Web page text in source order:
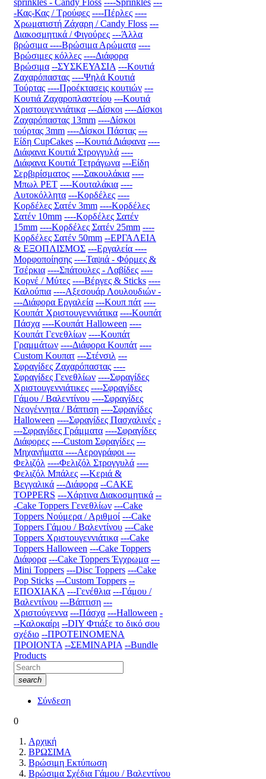
sprinkles - Candy Floss ----Sprinkles ---
-Κας-Κας / Τρούφες ----Πέρλες ----
Χρωματιστή Ζάχαρη / Candy Floss ---
Διακοσμητικά / Φιγούρες ---Άλλα
βρώσιμα ----Βρώσιμα Αρώματα ----
Βρώσιμες κόλλες ----Διάφορα
Βρώσιμα --ΣΥΣΚΕΥΑΣΙΑ ---Κουτιά
Ζαχαρόπαστας ----Ψηλά Κουτιά
Τούρτας ----Προέκτασεις κουτιών ---
Κουτιά Ζαχαροπλαστείου ---Κουτιά
Χριστουγεννιάτικα ---Δίσκοι ----Δίσκοι
Ζαχαρόπαστας 13mm ----Δίσκοι
τούρτας 3mm ----Δίσκοι Πάστας ---
Είδη CupCakes ---Κουτιά Διάφανα ----
Διάφανα Κουτιά Στρογγυλά ----
Διάφανα Κουτιά Τετράγωνα ---Είδη
Σερβιρίσματος ----Σακουλάκια ----
Μπωλ PET ----Κουταλάκια ----
Αυτοκόλλητα ---Κορδέλες ----
Κορδέλες Σατέν 3mm ----Κορδέλες
Σατέν 10mm ----Κορδέλες Σατέν
15mm ----Κορδέλες Σατέν 25mm ----
Κορδέλες Σατέν 50mm --ΕΡΓΑΛΕΙΑ
& ΕΞΟΠΛΙΣΜΟΣ ---Εργαλεία ----
Μορφοποίησης ----Ταψιά - Φόρμες &
Τσέρκια ----Σπάτουλες - Λαβίδες ----
Κορνέ / Μύτες ----Βέργες & Sticks ----
Καλούπια ----Αξεσουάρ Λουλουδιών -
---Διάφορα Εργαλεία ---Κουπ πάτ ----
Κουπάτ Χριστουγεννιάτικα ----Κουπάτ
Πάσχα ----Κουπάτ Halloween ----
Κουπάτ Γενεθλίων ----Κουπάτ
Γραμμάτων ----Διάφορα Κουπάτ ----
Custom Κουπατ ---Στένσιλ ---
Σφραγίδες Ζαχαρόπαστας ----
Σφραγίδες Γενεθλίων ----Σφραγίδες
Χριστουγεννιάτικες ----Σφραγίδες
Γάμου / Βαλεντίνου ----Σφραγίδες
Νεογέννητα / Βάπτιση ----Σφραγίδες
Halloween ----Σφραγίδες Πασχαλινές -
---Σφραγίδες Γράμματα ----Σφραγίδες
Διάφορες ----Custom Σφραγίδες ---
Μηχανήματα ----Αερογράφοι ---
Φελιζόλ ----Φελιζόλ Στρογγυλά ----
Φελιζόλ Μπάλες ---Κεριά &
Βεγγαλικά ---Διάφορα --CAKE
TOPPERS ---Χάρτινα Διακοσμητικά --
-Cake Toppers Γενεθλίων ---Cake
Toppers Νούμερα / Αριθμοί ---Cake
Toppers Γάμου / Βαλεντίνου ---Cake
Toppers Χριστουγεννιάτικα ---Cake
Toppers Halloween ---Cake Toppers
Διάφορα ---Cake Toppers Έγχρωμα ---
Mini Toppers ---Disc Toppers ---Cake
Pop Sticks ---Custom Toppers --
ΕΠΟΧΙΑΚΑ ---Γενέθλια ---Γάμου /
Βαλεντίνου ---Βάπτιση ---
Χριστούγεννα ---Πάσχα ---Halloween -
--Καλοκαίρι --DIY Φτιάξε το δικό σου
σχέδιο --ΠΡΟΤΕΙΝΟΜΕΝΑ
ΠΡΟΙΟΝΤΑ --ΣΕΜΙΝΑΡΙΑ --Bundle
Products
search
Σύνδεση
0
Αρχική
ΒΡΩΣΙΜΑ
Βρώσιμη Εκτύπωση
Βρώσιμα Σχέδια Γάμου / Βαλεντίνου